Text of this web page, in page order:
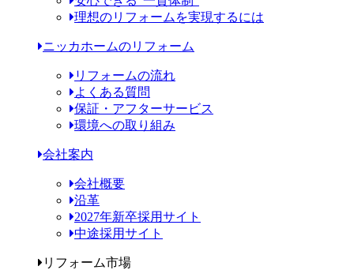
理想のリフォームを実現するには
ニッカホームのリフォーム
リフォームの流れ
よくある質問
保証・アフターサービス
環境への取り組み
会社案内
会社概要
沿革
2027年新卒採用サイト
中途採用サイト
リフォーム市場